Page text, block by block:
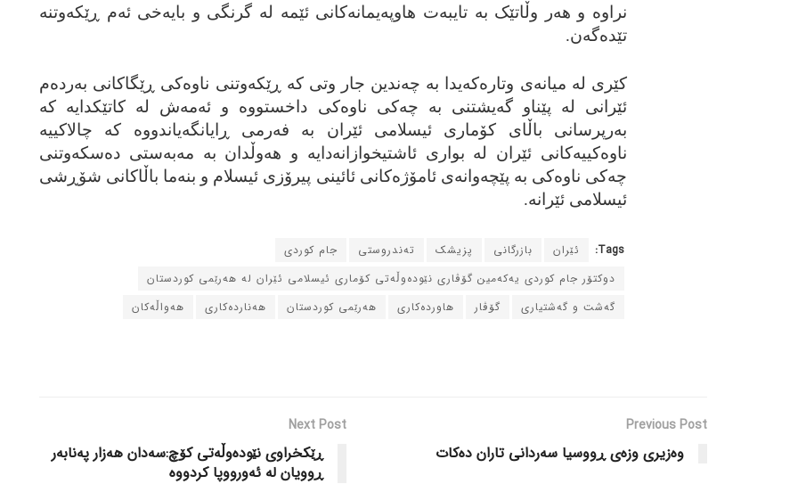
نراوه‌ و هه‌ر وڵاتێک به‌ تایبه‌ت هاوپه‌یمانه‌کانی ئێمه‌ له‌ گرنگی و بایه‌خی ئه‌م ڕێکه‌وتنه‌
تێده‌گه‌ن.
کێری له‌ میانه‌ی وتاره‌که‌یدا به‌ چه‌ندین جار وتی که‌ ڕێکه‌وتنی ناوه‌کی ڕێگاکانی به‌رده‌م
ئێرانی له‌ پێناو گه‌یشتنی به‌ چه‌کی ناوه‌کی داخستووه‌ و ئه‌مه‌ش له‌ کاتێکدایه‌ که‌
به‌رپرسانی باڵای کۆماری ئیسلامی ئێران به‌ فه‌رمی ڕایانگه‌یاندووه‌ که‌ چالاکییه‌
ناوه‌کییه‌کانی ئێران له‌ بواری ئاشتیخوازانه‌دایه‌ و هه‌وڵدان به‌ مه‌به‌ستی ده‌سکه‌وتنی
چه‌کی ناوه‌کی به‌ پێچه‌وانه‌ی ئامۆژه‌کانی ئائینی پیرۆزی ئیسلام و بنه‌ما باڵاکانی شۆڕشی
ئیسلامی ئێرانه‌.
Tags: ئێران بازرگانی پزیشک ته‌ندروستی
جام کوردی
دوکتۆر جام کوردی یه‌که‌مین گۆڤاری نێوده‌وڵه‌تی کۆماری ئیسلامی ئێران له‌ هه‌رێمی کوردستان
گه‌شت و گه‌شتیاری
گۆڤار هاورده‌کاری هه‌رێمی کوردستان هه‌نارده‌کاری هه‌واڵه‌کان
Previous Post
وه‌زیری وزه‌ی ڕووسیا سه‌ردانی تاران ده‌کات
Next Post
ڕێکخراوی نێوده‌وڵه‌تی کۆچ:سه‌دان هه‌زار په‌نابه‌ر
ڕوویان له‌ ئه‌ورووپا کردووه‌